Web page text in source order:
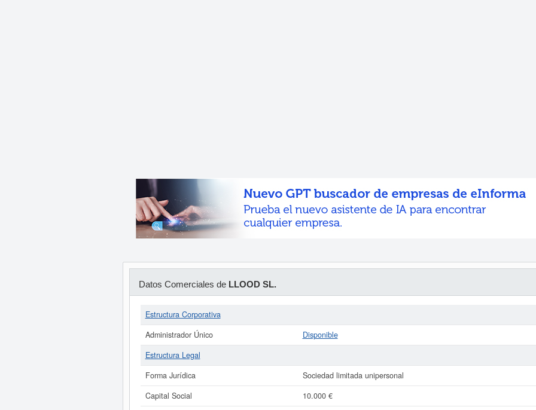
Datos Comerciales de LLOOD SL.
Estructura Corporativa
Administrador Único
Disponible
Estructura Legal
Forma Jurídica
Sociedad limitada unipersonal
Capital Social
10.000 €